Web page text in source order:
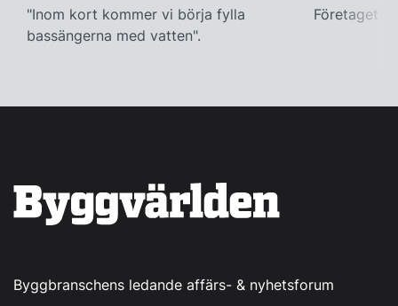
"Inom kort kommer vi börja fylla
bassängerna med vatten".
Företaget
Byggbranschens ledande affärs- & nyhetsforum